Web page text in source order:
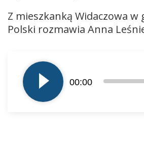
Z mieszkanką Widaczowa
Polski rozmawia Anna
plików
dźwiękowych
00:00